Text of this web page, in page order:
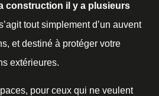
construction il y a plusieurs
tout simplement d’un auvent
et destiné à protéger votre
extérieures.
pour ceux qui ne veulent